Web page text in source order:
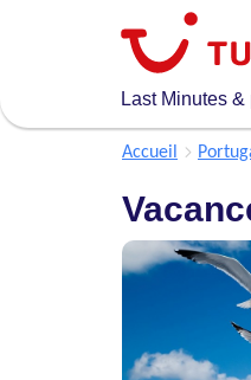
Last Minutes
Accueil